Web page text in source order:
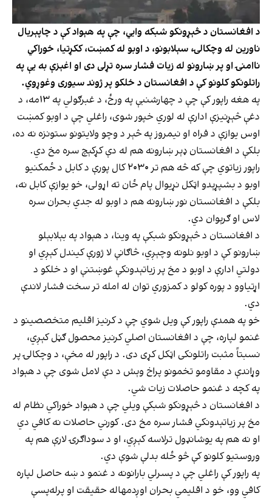
د افغانستان د څېړونکو شبکه وایي، چې په هېواد کې د چاپېریال
ناورین له وچکالۍ، سېلابونو، د اوبو له کمښت، ککړتیا، خوراکي
ناامنۍ او پر ښارونو له زیات فشار سره تړلی دی او اغېزې به یې په
راتلونکو کلونو کې د افغانستان د خلکو پر ژوند سیوری وغوړوي.
په هغه راپور کې چې د چهارشنبې په ورځ، د غبرګولي په ۱۳مه، د
دغې څېړنیزې ادارې له لوري خپور شوی، راغلي چې د اوبو کمښت
اوس یوازې د فراه او نیمروز په څېر د وچو ولایتونو ستونزه نه ده،
بلکې د افغانستان ډېر ښارونه هم له دې کړکېچ سره مخ دي.
راپور زیاتوي چې که څه هم تر ۲۰۳۰ کال پورې د کابل د ځمکنیو
اوبو د بشپړېدو اټکل نړیوال پام ځان ته اړولی، خو یوازې کابل نه،
بلکې د افغانستان نور ښارونه هم د اوبو له جدي بحران سره
لاس او ګرېوان دي.
د افغانستان د څېړونکو شبکې په وینا، د هېواد په بېلابېلو
ښارونو کې د اوبو نلونه وچېږي، څاګانې لا ژورې کیندل کېږي او
دولتي ادارې د اوبو د مخ پر زیاتېدونکې غوښتنې او د خلکو د
اړتیاوو د پوره کولو د کمزوري توان له امله تر سخت فشار لاندې
دي.
خو په همدې راپور کې ویل شوي چې د کرنیز اقلیم متخصصینو د
غنمو لپاره، چې د افغانستان اصلي کرنیز محصول ګڼل کېږي،
نسبتاً مثبت راتلونکی اټکل کړی دی. د راپور له مخې، د وچکالۍ پر
وړاندې د مقاومو تخمونو پراخ وېش د دې لامل شوی چې د هېواد
په کچه د غنمو حاصلات زیات شي.
د افغانستان د څېړونکو شبکې ویلي چې د هېواد خوراکي نظام له
مخ پر زیاتېدونکي فشار سره مخ دی. کورني حاصلات نه کافي دي
او نه هم په یوشانډول ترلاسه کېږي، او د سوداګرۍ لارې هم په
وروستیو کلونو کې څو ځله بدلې شوې دي.
په راپور کې راغلي چې د پسرلي بارانونه د غنمو د ښه حاصل لپاره
کافي وو، خو د اقلیمي بحران اوږدمهاله حقیقت او پرله‌پسې